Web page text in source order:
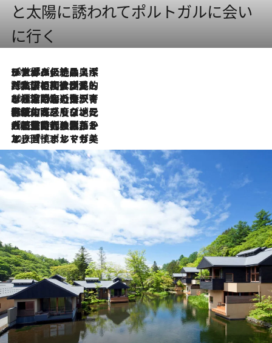
と太陽に誘われてポルトガルに会い
に行く
2026.8.8
リスボンの絶品スイーツ「パステル・デ・ナタ」とは？ポルトガル伝統の奥深い世界へ
2026.7.27
「私の祖国はポルトガル語です」国民的詩人フェルナンド・ペソアと、彼が愛した文学の街を歩く
2026.7.26
ポルトガル近海が育む極上の海の幸。キリリと冷えた白ワインと愉しむ、シーフード専門店の贅沢
2026.7.22
伝統の味をモダンに昇華。高感度な地元客が集う、リスボンの最旬ガストロノミー
2026.7.21
大航海時代の栄華から、震災、独裁、そして革命へ。ポルトガル・首都リスボンの石畳に刻まれた「歴史の光と影」
2026.7.13
エッセイ・ヤマザキマリ「慎ましくも美しき国 ポルトガル」